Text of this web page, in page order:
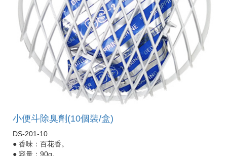
小便斗除臭劑(10個裝/盒)
DS-201-10
● 香味：百花香。
● 容量：90g。